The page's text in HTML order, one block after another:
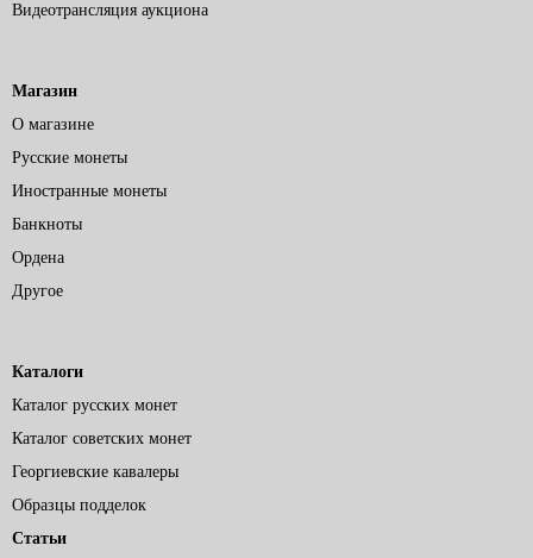
Видеотрансляция аукциона
Магазин
О магазине
Русские монеты
Иностранные монеты
Банкноты
Ордена
Другое
Каталоги
Каталог русских монет
Каталог советских монет
Георгиевские кавалеры
Образцы подделок
Статьи